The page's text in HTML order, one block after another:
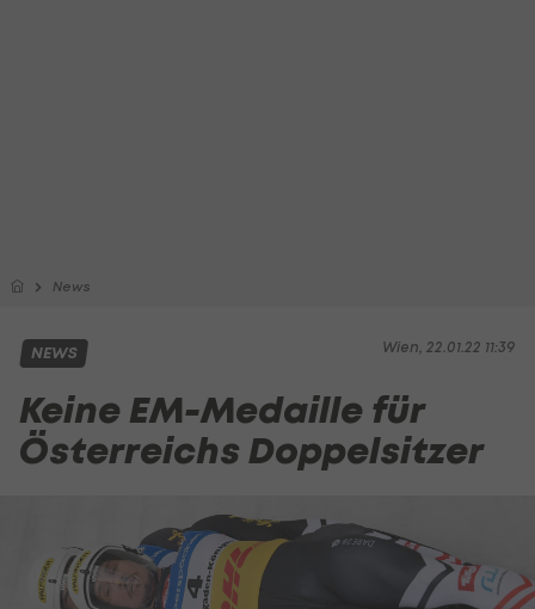
News
Wien, 22.01.22 11:39
NEWS
Keine EM-Medaille für
Österreichs Doppelsitzer